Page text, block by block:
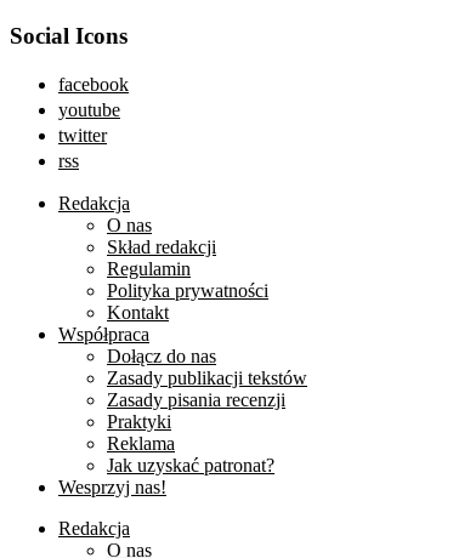
Social Icons
facebook
youtube
twitter
rss
Redakcja
O nas
Skład redakcji
Regulamin
Polityka prywatności
Kontakt
Współpraca
Dołącz do nas
Zasady publikacji tekstów
Zasady pisania recenzji
Praktyki
Reklama
Jak uzyskać patronat?
Wesprzyj nas!
Redakcja
O nas